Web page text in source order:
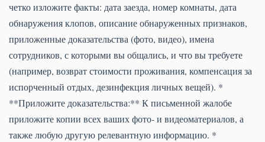
четко изложите факты: дата заезда, номер комнаты, дата
обнаружения клопов, описание обнаруженных признаков,
приложенные доказательства (фото, видео), имена
сотрудников, с которыми вы общались, и что вы требуете
(например, возврат стоимости проживания, компенсация за
испорченный отдых, дезинфекция личных вещей). *
**Приложите доказательства:** К письменной жалобе
приложите копии всех ваших фото- и видеоматериалов, а
также любую другую релевантную информацию. *